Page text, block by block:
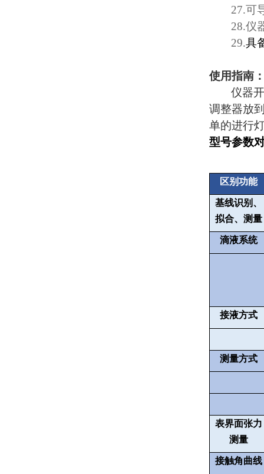
27.可
28.仪
29.具
使用指南
仪器
调整器放
单的进行
型号参数
区别功能
基线识别、
拟合、测量
滴液系统
接液方式
测量方式
表界面张力
测量
接触角曲线